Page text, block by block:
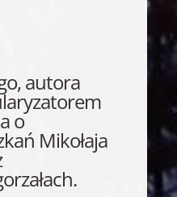
autora
o
Mikołaja